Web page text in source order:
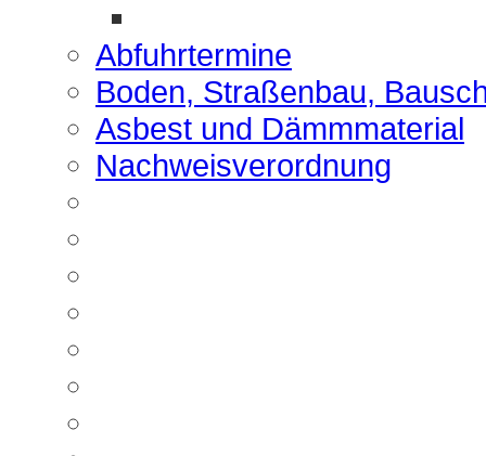
Abfuhrtermine
Boden, Straßenbau,
Asbest und Dämmmaterial
Nachweisverordnung